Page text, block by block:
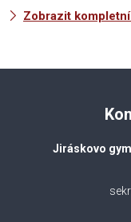
Zobrazit
Jiráskovo